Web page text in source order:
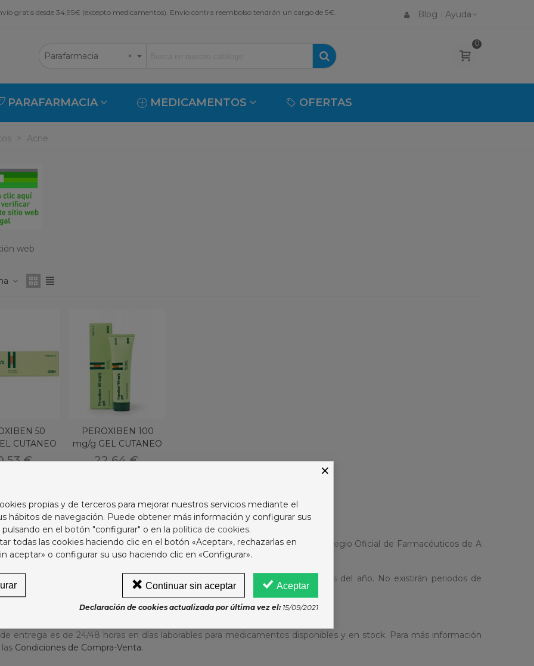
gratis desde 34,95€ (excepto medicamentos). Envío contra reembolso tendrán un cargo de 5€. Blog Ayuda
×
Parafarmacia
0
PARAFARMACIA MEDICAMENTOS OFERTAS
> Acne
web
50
CUTANEO
60 g
€
PEROXIBEN 100
mg/g GEL CUTANEO
1 TUBO 60 g
22,64 €
1-2 de 2 artículo(s)
Andrés Gutiérrez del Olmo Miguel, Colegiado nº 2588, DNI 07491882T. Colegio Oficial de Farmacéuticos de A
de los medicamentos incluyen IVA. Abierta de 8h a 23h horas los 365 días del año. No existirán periodos de
o vacacionales.
Condiciones de Compra-Venta.
entrega es de 24/48 horas en días laborables para medicamentos disponibles y en stock. Para más información
Condiciones de Compra-Venta.
×
propias y de terceros para mejorar nuestros servicios mediante el
hábitos de navegación. Puede obtener más información y configurar sus
en el botón "configurar" o en la política de cookies.
todas las cookies haciendo clic en el botón «Aceptar», rechazarlas en
aceptar» o configurar su uso haciendo clic en «Configurar».
Aceptar
Continuar sin aceptar
Declaración de cookies actualizada por última vez el:15/09/2021